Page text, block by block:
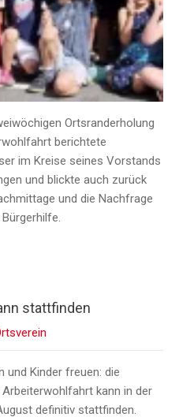
Ortsranderholung
berichtete
im Kreise seines Vorstands
und blickte auch zurück
und die Nachfrage
stattfinden
und Kinder freuen: die
kann in der
definitiv stattfinden.